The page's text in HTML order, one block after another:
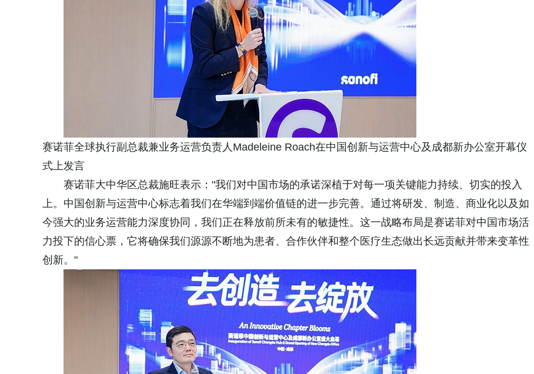
赛诺菲全球执行副总裁兼业务运营负责人Madeleine Roach在中国创新与运营中心及成都新办公室开幕仪
式上发言
赛诺菲大中华区总裁施旺表示："我们对中国市场的承诺深植于对每一项关键能力持续、切实的投入
上。中国创新与运营中心标志着我们在华端到端价值链的进一步完善。通过将研发、制造、商业化以及如
今强大的业务运营能力深度协同，我们正在释放前所未有的敏捷性。这一战略布局是赛诺菲对中国市场活
力投下的信心票，它将确保我们源源不断地为患者、合作伙伴和整个医疗生态做出长远贡献并带来变革性
创新。"